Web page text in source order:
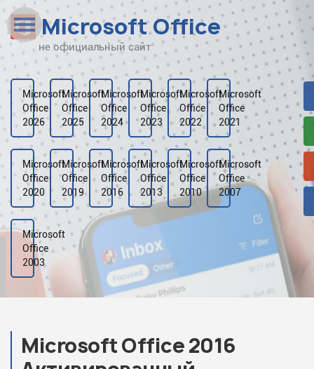
Наверх
Рейтинг
Видео
Галерея
Microsoft Office
не официальный сайт
Microsoft
Office
2026
Microsoft
Office
2025
Microsoft
Office
2024
Microsoft
Office
2023
Microsoft
Office
2022
Microsoft
Office
2021
Microsoft
Office
2020
Microsoft
Office
2019
Microsoft
Office
2016
Microsoft
Office
2013
Microsoft
Office
2010
Microsoft
Office
2007
Microsoft
Office
2003
Microsoft Office 2016